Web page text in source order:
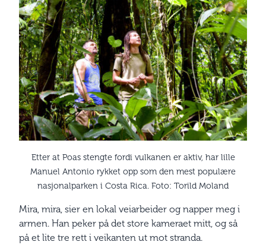
Etter at Poas stengte fordi vulkanen er aktiv, har lille
Manuel Antonio rykket opp som den mest populære
nasjonalparken i Costa Rica. Foto: Torild Moland
Mira, mira, sier en lokal veiarbeider og napper meg i
armen. Han peker på det store kameraet mitt, og så
på et lite tre rett i veikanten ut mot stranda.